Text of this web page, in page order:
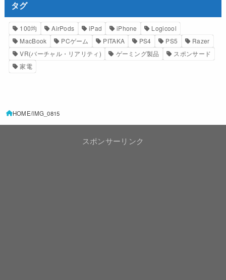
タグ
100均 AirPods iPad iPhone
Logicool
MacBook
PCゲーム PITAKA PS4 PS5
Razer
VR(バーチャル・リアリティ)
ゲーミング製品
スポンサード
家電
HOME IMG_0815
スポンサーリンク